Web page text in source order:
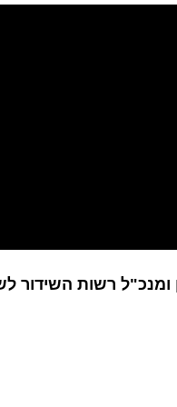
ומנכ"ל רשות השידור